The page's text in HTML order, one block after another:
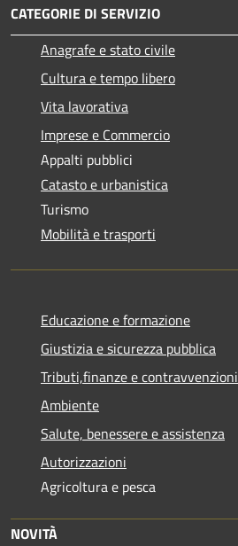
CATEGORIE DI SERVIZIO
Anagrafe e stato civile
Cultura e tempo libero
Vita lavorativa
Imprese e Commercio
Appalti pubblici
Catasto e urbanistica
Turismo
Mobilità e trasporti
Educazione e formazione
Giustizia e sicurezza pubblica
Tributi,finanze e contravvenzioni
Ambiente
Salute, benessere e assistenza
Autorizzazioni
Agricoltura e pesca
NOVITÀ